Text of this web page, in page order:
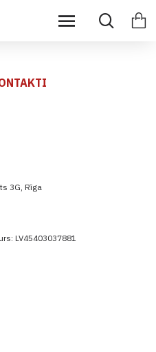
3G, Rīga
LV45403037881